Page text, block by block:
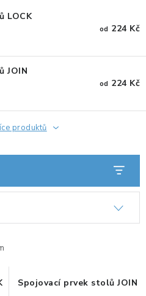
LOCK
od 224 Kč
JOIN
od 224 Kč
produktů
Spojovací prvek stolů JOIN